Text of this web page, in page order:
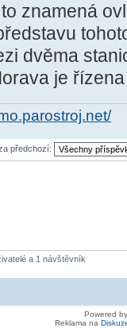
znamená
dvěma
je
předchozí:
a 1 návštěvník
Powered
Reklama na